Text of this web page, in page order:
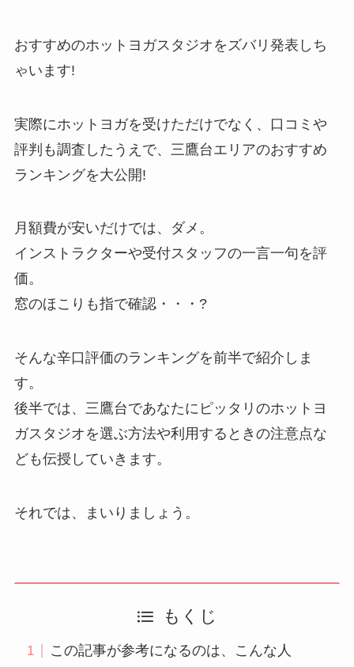
おすすめのホットヨガスタジオをズバリ発表しち
ゃいます!
実際にホットヨガを受けただけでなく、口コミや
評判も調査したうえで、三鷹台エリアのおすすめ
ランキングを大公開!
月額費が安いだけでは、ダメ。
インストラクターや受付スタッフの一言一句を評
価。
窓のほこりも指で確認・・・?
そんな辛口評価のランキングを前半で紹介しま
す。
後半では、三鷹台であなたにピッタリのホットヨ
ガスタジオを選ぶ方法や利用するときの注意点な
ども伝授していきます。
それでは、まいりましょう。
もくじ
この記事が参考になるのは、こんな人